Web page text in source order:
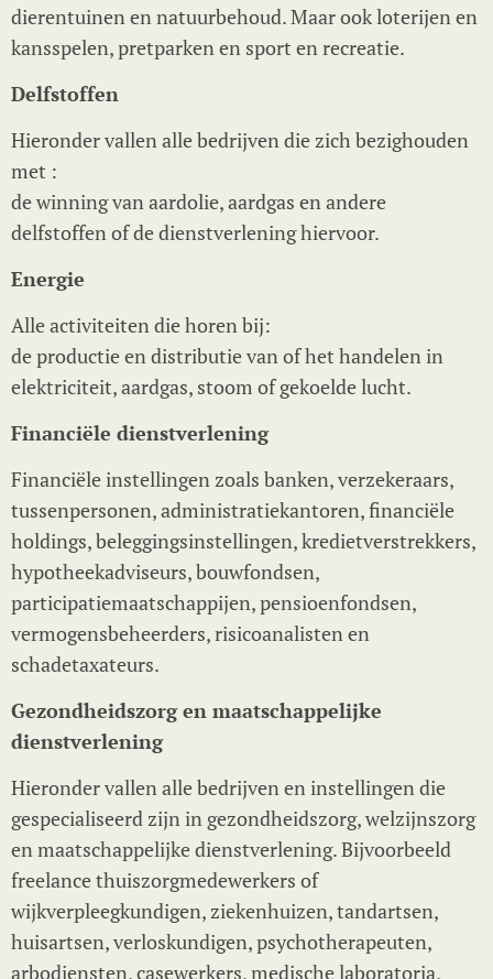
dierentuinen en natuurbehoud. Maar ook loterijen en
kansspelen, pretparken en sport en recreatie.
Delfstoffen
Hieronder vallen alle bedrijven die zich bezighouden
met :
de winning van aardolie, aardgas en andere
delfstoffen of de dienstverlening hiervoor.
Energie
Alle activiteiten die horen bij:
de productie en distributie van of het handelen in
elektriciteit, aardgas, stoom of gekoelde lucht.
Financiële dienstverlening
Financiële instellingen zoals banken, verzekeraars,
tussenpersonen, administratiekantoren, financiële
holdings, beleggingsinstellingen, kredietverstrekkers,
hypotheekadviseurs, bouwfondsen,
participatiemaatschappijen, pensioenfondsen,
vermogensbeheerders, risicoanalisten en
schadetaxateurs.
Gezondheidszorg en maatschappelijke
dienstverlening
Hieronder vallen alle bedrijven en instellingen die
gespecialiseerd zijn in gezondheidszorg, welzijnszorg
en maatschappelijke dienstverlening. Bijvoorbeeld
freelance thuiszorgmedewerkers of
wijkverpleegkundigen, ziekenhuizen, tandartsen,
huisartsen, verloskundigen, psychotherapeuten,
arbodiensten, casewerkers, medische laboratoria,